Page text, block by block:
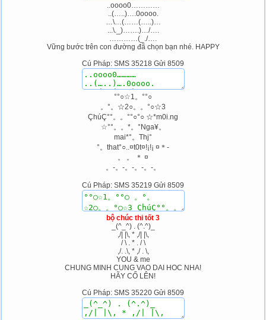
..oooo0…………
..(…..)….0oooo.
…\…(……(…..)…
...\._)…….)…/….
…………(_./….
Vững bước trên con đường đã chọn bạn nhé. HAPPY
Cú Pháp: SMS 35218 Gửi 8509
°°○☆1。°°○
。°。☆2○。。°○☆3
ÇhúÇ°°。。°°○°○ ☆*m0i.ng
☆°°。。*。°Nga¥。
mai*°。Thj°
°。that°○..¤t0t¤!¡!¡ ¤＊-
。 。 ＊ ¤
。-。-。-。-。-。
Cú Pháp: SMS 35219 Gửi 8509
bộ chúc thi tốt 3
_(^_^) . (^.^)_
,/| |\, * ,/| |\,
/ \ . * . / \
,/. .\, * ,/ . \,
YOU & me
CHUNG MINH CUNG VAO DAI HOC NHA!
HÃY CỐ LÊN!
Cú Pháp: SMS 35220 Gửi 8509